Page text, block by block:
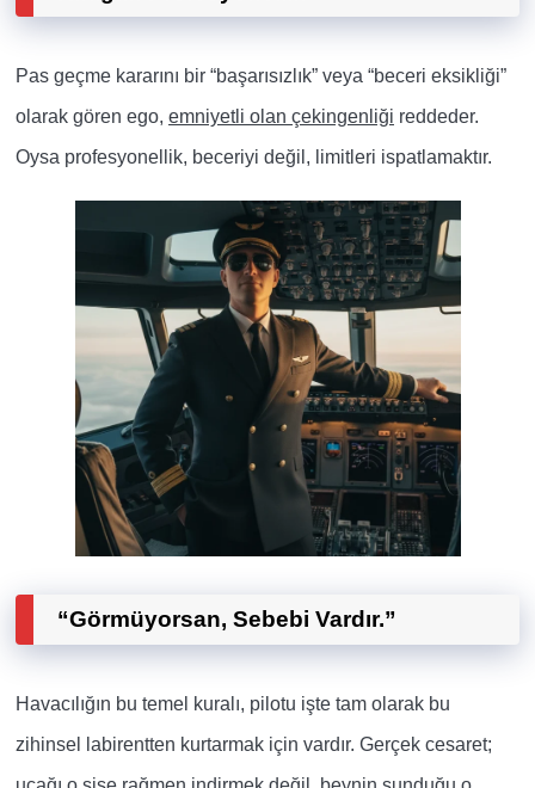
Pas geçme kararını bir “başarısızlık” veya “beceri eksikliği”
olarak gören ego, emniyetli olan çekingenliği reddeder.
Oysa profesyonellik, beceriyi değil, limitleri ispatlamaktır.
“Görmüyorsan, Sebebi Vardır.”
Havacılığın bu temel kuralı, pilotu işte tam olarak bu
zihinsel labirentten kurtarmak için vardır. Gerçek cesaret;